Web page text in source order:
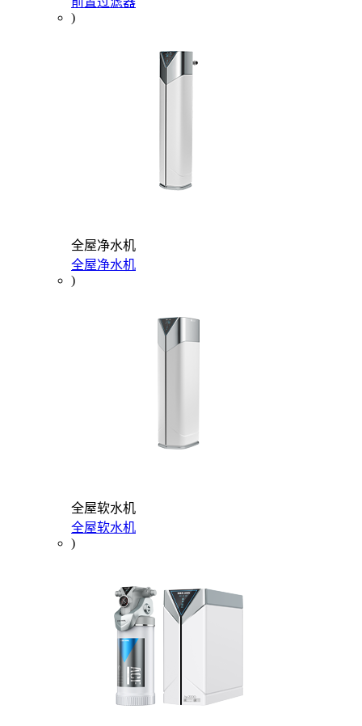
)
全屋净水机
全屋净水机
)
全屋软水机
全屋软水机
)